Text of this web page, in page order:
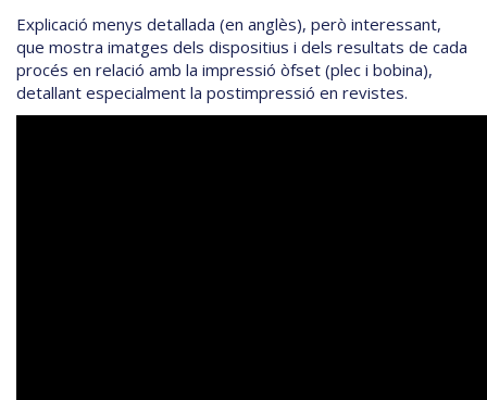
Explicació menys detallada (en anglès), però interessant,
que mostra imatges dels dispositius i dels resultats de cada
procés en relació amb la impressió òfset (plec i bobina),
detallant especialment la postimpressió en revistes.